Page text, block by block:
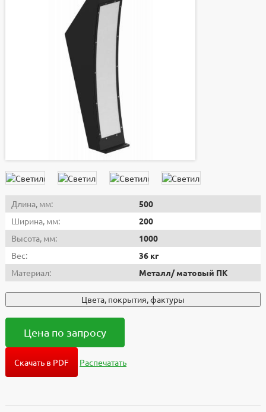
Длина, мм:
500
Ширина, мм:
200
Высота, мм:
1000
Вес:
36 кг
Материал:
Металл/ матовый ПК
Цвета, покрытия, фактуры
Цена по запросу
Скачать в PDF Распечатать